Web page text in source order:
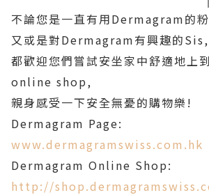
不論您是一直有用Dermagram的
又或是對Dermagram有興趣的Sis,
都歡迎您們嘗試安坐家中舒適地上
online shop,
親身感受一下安全無憂的購物樂!
Dermagram Page:
www.dermagramswiss.com.hk
Dermagram Online Shop:
http://